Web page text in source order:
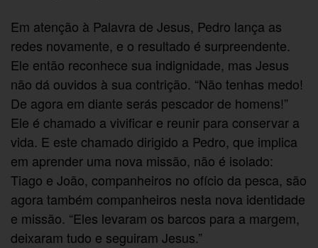
Em atenção à Palavra de Jesus, Pedro lança as
redes novamente, e o resultado é surpreendente.
Ele então reconhece sua indignidade, mas Jesus
não dá ouvidos à sua contrição. “Não tenhas medo!
De agora em diante serás pescador de homens!”
Ele é chamado a vivificar e reunir para conservar a
vida. E este chamado dirigido a Pedro, que implica
em aprender uma nova missão, não é isolado:
Tiago e João, companheiros no ofício da pesca, são
agora também companheiros nesta nova identidade
e missão. “Eles levaram os barcos para a margem,
deixaram tudo e seguiram Jesus.”